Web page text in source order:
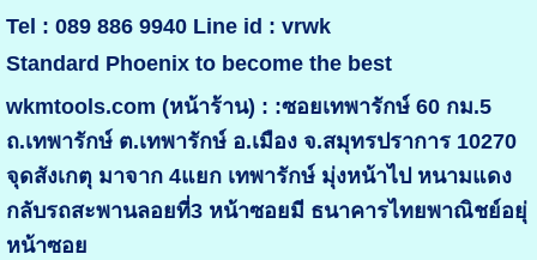
Tel : 089 886 9940 Line id : vrwk
Standard Phoenix to become the best
wkmtools.com (หน้าร้าน) : :ซอยเทพารักษ์ 60 กม.5
ถ.เทพารักษ์ ต.เทพารักษ์ อ.เมือง จ.สมุทรปราการ 10270
จุดสังเกตุ มาจาก 4แยก เทพารักษ์ มุ่งหน้าไป หนามแดง
กลับรถสะพานลอยที่3 หน้าซอยมี ธนาคารไทยพาณิชย์อยุ่
หน้าซอย